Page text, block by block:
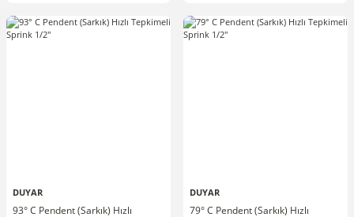
DUYAR
93° C Pendent (Sarkık) Hızlı
DUYAR
79° C Pendent (Sarkık) Hızlı